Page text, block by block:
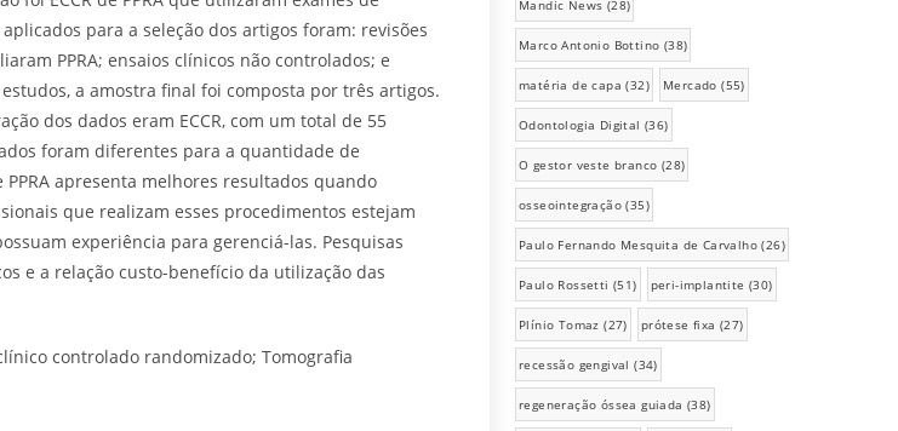
para a seleção dos artigos foram: revisões
PPRA; ensaios clínicos não controlados; e
a amostra final foi composta por três artigos.
dos dados eram ECCR, com um total de 55
foram diferentes para a quantidade de
apresenta melhores resultados quando
que realizam esses procedimentos estejam
experiência para gerenciá-las. Pesquisas
e a relação custo-benefício da utilização das
controlado randomizado; Tomografia
Mandic News (28)
Marco Antonio Bottino (38)
matéria de capa (32) Mercado (55)
Odontologia Digital (36)
O gestor veste branco (28)
osseointegração (35)
Paulo Fernando Mesquita de Carvalho (26)
Paulo Rossetti (51) peri-implantite (30)
Plínio Tomaz (27) prótese fixa (27)
recessão gengival (34)
regeneração óssea guiada (38)